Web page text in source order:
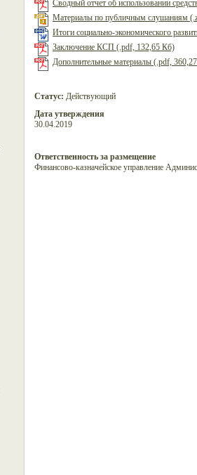
Сводный отчет об использовании
Материалы по публичным слушаниям
Итоги социально-экономического
Заключение КСП (.pdf, 132,65 Кб)
Дополнительные материалы (.pdf,
Статус: Действующий
Дата утверждения
30.04.2019
Ответственность за размещение
Финансово-казначейское управление